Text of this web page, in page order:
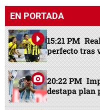
EN PORTADA
15:21 PM
perfecto tras
20:22 PM
destapa plan